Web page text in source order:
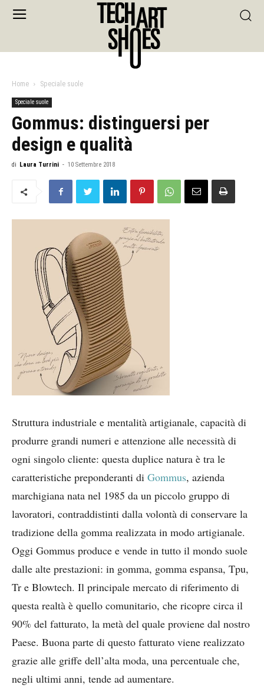
Home Speciale suole
Speciale suole
Gommus: distinguersi per
design e qualità
di Laura Turrini - 10 Settembre 2018
Struttura industriale e mentalità artigianale, capacità di
produrre grandi numeri e attenzione alle necessità di
ogni singolo cliente: questa duplice natura è tra le
caratteristiche preponderanti di Gommus, azienda
marchigiana nata nel 1985 da un piccolo gruppo di
lavoratori, contraddistinti dalla volontà di conservare la
tradizione della gomma realizzata in modo artigianale.
Oggi Gommus produce e vende in tutto il mondo suole
dalle alte prestazioni: in gomma, gomma espansa, Tpu,
Tr e Blowtech. Il principale mercato di riferimento di
questa realtà è quello comunitario, che ricopre circa il
90% del fatturato, la metà del quale proviene dal nostro
Paese. Buona parte di questo fatturato viene realizzato
grazie alle griffe dell’alta moda, una percentuale che,
negli ultimi anni, tende ad aumentare.